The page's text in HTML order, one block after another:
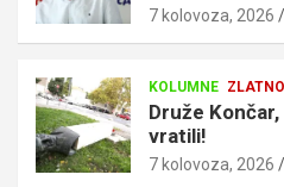
7 kolovoza, 2026
KOLUMNE
Druže
vratili!
7 kolovoza, 2026